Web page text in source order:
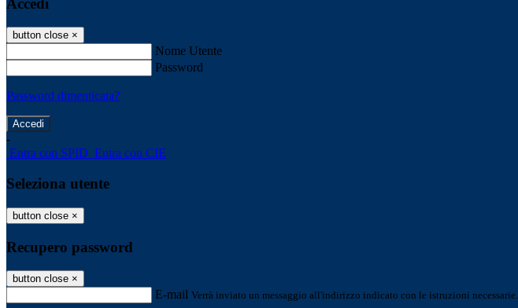
Accedi
button close ×
Nome Utente
Password
Password dimenticata?
-
Entra con SPID Entra con CIE
Seleziona utente
button close ×
Recupero password
button close ×
E-mail Verrà inviato un messaggio all'indirizzo indicato con le istruzioni necessarie.